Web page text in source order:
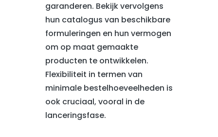
garanderen. Bekijk vervolgens
hun catalogus van beschikbare
formuleringen en hun vermogen
om op maat gemaakte
producten te ontwikkelen.
Flexibiliteit in termen van
minimale bestelhoeveelheden is
ook cruciaal, vooral in de
lanceringsfase.